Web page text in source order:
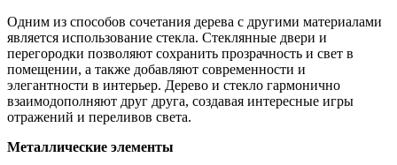
Одним из способов сочетания дерева с другими материалами
является использование стекла. Стеклянные двери и
перегородки позволяют сохранить прозрачность и свет в
помещении, а также добавляют современности и
элегантности в интерьер. Дерево и стекло гармонично
взаимодополняют друг друга, создавая интересные игры
отражений и переливов света.
Металлические элементы